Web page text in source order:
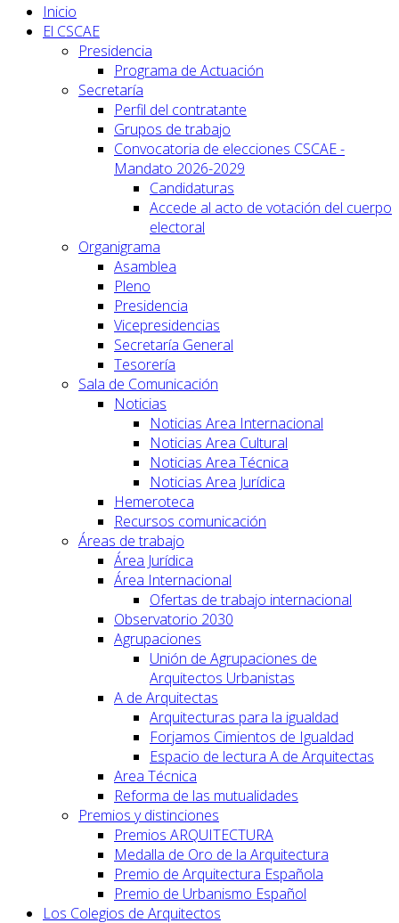
Inicio
El CSCAE
Presidencia
Programa de Actuación
Secretaría
Perfil del contratante
Grupos de trabajo
Convocatoria de elecciones CSCAE -
Mandato 2026-2029
Candidaturas
Accede al acto de votación del cuerpo
electoral
Organigrama
Asamblea
Pleno
Presidencia
Vicepresidencias
Secretaría General
Tesorería
Sala de Comunicación
Noticias
Noticias Area Internacional
Noticias Area Cultural
Noticias Area Técnica
Noticias Area Jurídica
Hemeroteca
Recursos comunicación
Áreas de trabajo
Área Jurídica
Área Internacional
Ofertas de trabajo internacional
Observatorio 2030
Agrupaciones
Unión de Agrupaciones de
Arquitectos Urbanistas
A de Arquitectas
Arquitecturas para la igualdad
Forjamos Cimientos de Igualdad
Espacio de lectura A de Arquitectas
Area Técnica
Reforma de las mutualidades
Premios y distinciones
Premios ARQUITECTURA
Medalla de Oro de la Arquitectura
Premio de Arquitectura Española
Premio de Urbanismo Español
Los Colegios de Arquitectos